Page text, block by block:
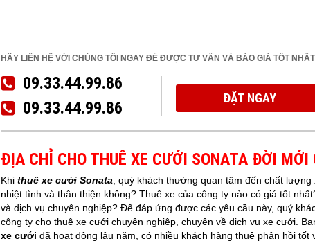
HÃY LIÊN HỆ VỚI CHÚNG TÔI NGAY ĐỂ ĐƯỢC TƯ VẤN VÀ BÁO GIÁ TỐT NHẤT
09.33.44.99.86
09.33.44.99.86
ĐẶT NGAY
ĐỊA CHỈ CHO THUÊ XE CƯỚI SONATA ĐỜI
Khi thuê xe cưới Sonata , quý khách thường quan tâm đến chất
nhiệt tình và thân thiện không? Thuê xe của công ty nào có giá tốt
và dịch vụ chuyên nghiệp? Để đáp ứng được các yêu cầu này, quý
công ty cho thuê xe cưới chuyên nghiệp, chuyên về dịch vụ xe cưới.
xe cưới đã hoạt động lâu năm, có nhiều khách hàng thuê phản hồi tốt